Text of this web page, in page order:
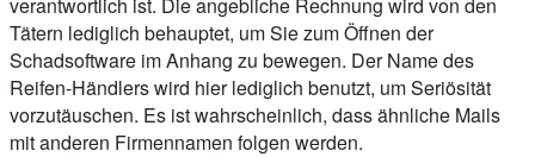
Tätern lediglich behauptet, um Sie zum Öffnen der
Schadsoftware im Anhang zu bewegen. Der Name des
Reifen-Händlers wird hier lediglich benutzt, um Seriösität
vorzutäuschen. Es ist wahrscheinlich, dass ähnliche Mails
mit anderen Firmennamen folgen werden.